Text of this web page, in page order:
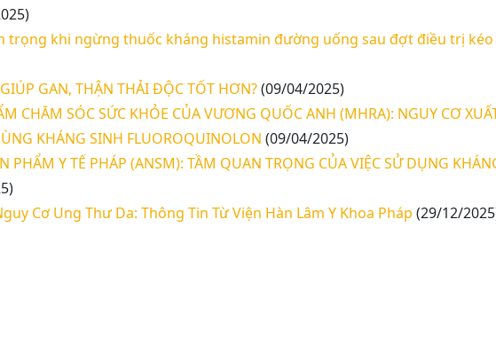
trọng khi ngừng thuốc kháng histamin đường uống sau đợt điều trị kéo
GAN, THẬN THẢI ĐỘC TỐT HƠN?(09/04/2025)
CHĂM SÓC SỨC KHỎE CỦA VƯƠNG QUỐC ANH (MHRA): NGUY CƠ
KHÁNG SINH FLUOROQUINOLON (09/04/2025)
PHẨM Y TẾ PHÁP (ANSM): TẦM QUAN TRỌNG CỦA VIỆC SỬ DỤNG
Cơ Ung Thư Da: Thông Tin Từ Viện Hàn Lâm Y Khoa Pháp (29/12/